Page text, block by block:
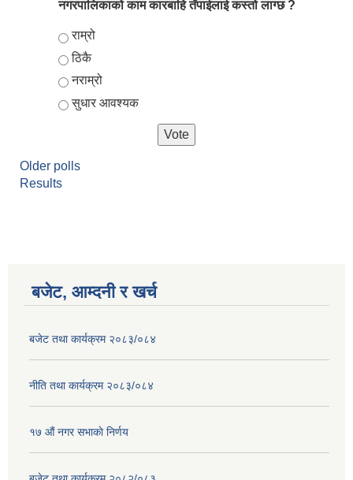
नगरपालिकाको काम कारबाहि तँपाईलाई कस्तो लाग्छ ?
Choices
राम्रो
ठिकै
नराम्रो
सुधार आवश्यक
Older polls
Results
बजेट, आम्दनी र खर्च
बजेट तथा कार्यक्रम २०८३/०८४
नीति तथा कार्यक्रम २०८३/०८४
१७ ‌‍औं नगर सभाकाे निर्णय